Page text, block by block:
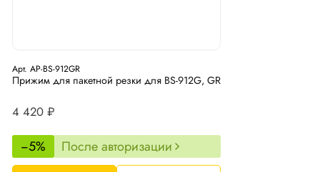
Арт. AP-BS-912GR
Прижим для пакетной резки для BS-912G, GR
4 420 ₽
−5% После авторизации